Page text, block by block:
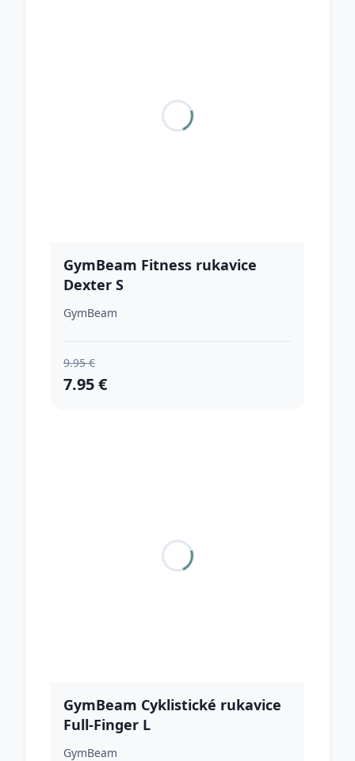
GymBeam Fitness rukavice
Dexter S
GymBeam
9.95 €
7.95 €
GymBeam Cyklistické rukavice
Full-Finger L
GymBeam